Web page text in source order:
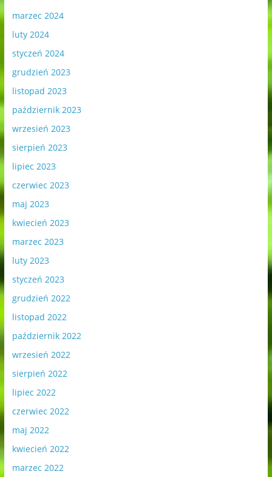
marzec 2024
luty 2024
styczeń 2024
grudzień 2023
listopad 2023
październik 2023
wrzesień 2023
sierpień 2023
lipiec 2023
czerwiec 2023
maj 2023
kwiecień 2023
marzec 2023
luty 2023
styczeń 2023
grudzień 2022
listopad 2022
październik 2022
wrzesień 2022
sierpień 2022
lipiec 2022
czerwiec 2022
maj 2022
kwiecień 2022
marzec 2022